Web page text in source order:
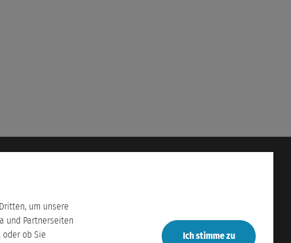
um unsere
und Partnerseiten
oder ob Sie
Ich stimme zu